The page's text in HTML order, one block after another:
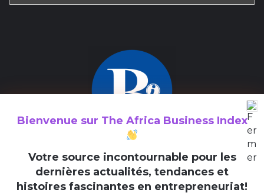
Bienvenue sur The Africa Business Index
Votre source incontournable pour les
dernières actualités, tendances et
histoires fascinantes en entrepreneuriat!
The Africa Business Index est un média consacré à la valorisation
des initiatives entrepreneuriales en Afrique et au sein de la
diaspora africaine.